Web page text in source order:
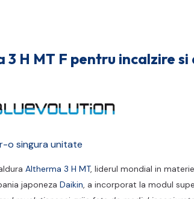
3 H MT F pentru incalzire
o singura unitate
Altherma 3 H MT, liderul mondial in
japoneza Daikin, a incorporat la modul